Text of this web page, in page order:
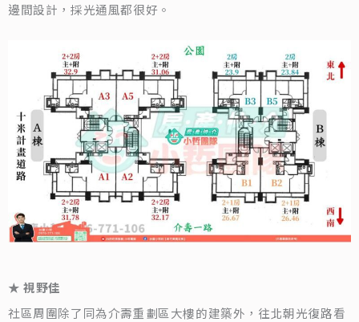
邊間設計，採光通風都很好。
★ 視野佳
社區周圍除了同為介壽重劃區大樓的建築外，往北朝光復路看